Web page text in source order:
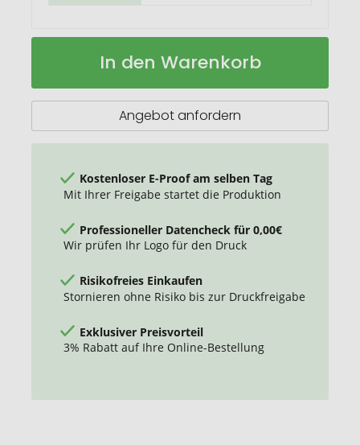
Unisex
In den Warenkorb
Angebot anfordern
Kostenloser E-Proof am selben Tag
Mit Ihrer Freigabe startet die Produktion
Professioneller Datencheck für 0,00€
Wir prüfen Ihr Logo für den Druck
Risikofreies Einkaufen
Stornieren ohne Risiko bis zur Druckfreigabe
Exklusiver Preisvorteil
3% Rabatt auf Ihre Online-Bestellung